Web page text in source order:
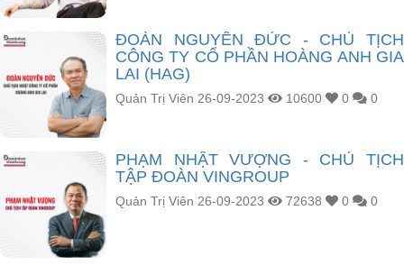
ĐOÀN NGUYÊN ĐỨC - CHỦ TỊCH
CÔNG TY CỔ PHẦN HOÀNG ANH GIA
LAI (HAG)
Quản Trị Viên 26-09-2023 10600 0 0
PHẠM NHẬT VƯỢNG - CHỦ TỊCH
TẬP ĐOÀN VINGROUP
Quản Trị Viên 26-09-2023 72638 0 0